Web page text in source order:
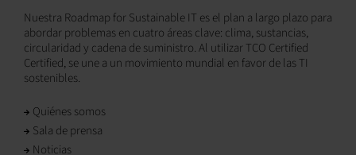
Nuestra Roadmap for Sustainable IT es el plan a largo plazo para
abordar problemas en cuatro áreas clave: clima, sustancias,
circularidad y cadena de suministro. Al utilizar TCO Certified
Certified, se une a un movimiento mundial en favor de las TI
sostenibles.
Quiénes somos
Sala de prensa
Noticias